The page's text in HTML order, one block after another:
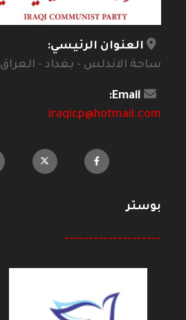
العنوان الرئيسي:
ساحة الاندلس - بغداد - العراق
Email:
iraqicp@hotmail.com
بوستر
--------------------